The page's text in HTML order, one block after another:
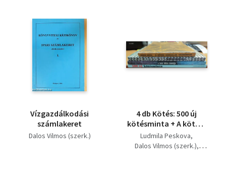
Vízgazdálkodási
számlakeret
Dalos Vilmos (szerk.)
4 db Kötés: 500 új
kötésminta + A kötés-
horgolás kézikönyve +
A házi kötés iskolája +
Ludmila Peskova
Dalos Vilmos (szerk.)